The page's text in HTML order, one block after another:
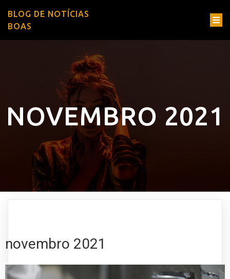
BLOG DE NOTÍCIAS
BOAS
NOVEMBRO 2021
novembro 2021